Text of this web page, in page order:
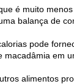
é muito menos
balança de
pode
em
alimentos